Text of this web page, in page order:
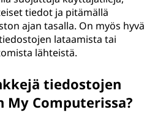
tiedot ja pitämällä
ajan tasalla. On myös hyvä
lataamista tai
lähteistä.
tiedostojen
My Computerissa?